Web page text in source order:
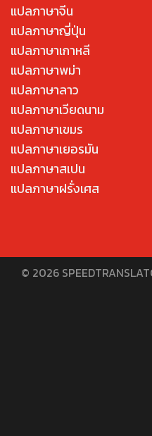
แปลภาษาจีน
แปลภาษาญี่ปุ่น
แปลภาษาเกาหลี
แปลภาษาพม่า
แปลภาษาลาว
แปลภาษาเวียดนาม
แปลภาษาเขมร
แปลภาษาเยอรมัน
แปลภาษาสเปน
แปลภาษาฝรั่งเศส
© 2026